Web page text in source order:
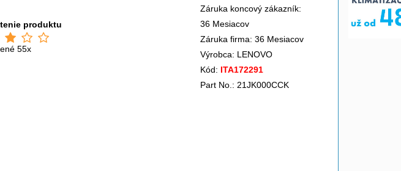
produktu
55x
Záruka koncový zákazník:
36 Mesiacov
Záruka firma: 36 Mesiacov
Výrobca: LENOVO
Kód: ITA172291
Part No.: 21JK000CCK